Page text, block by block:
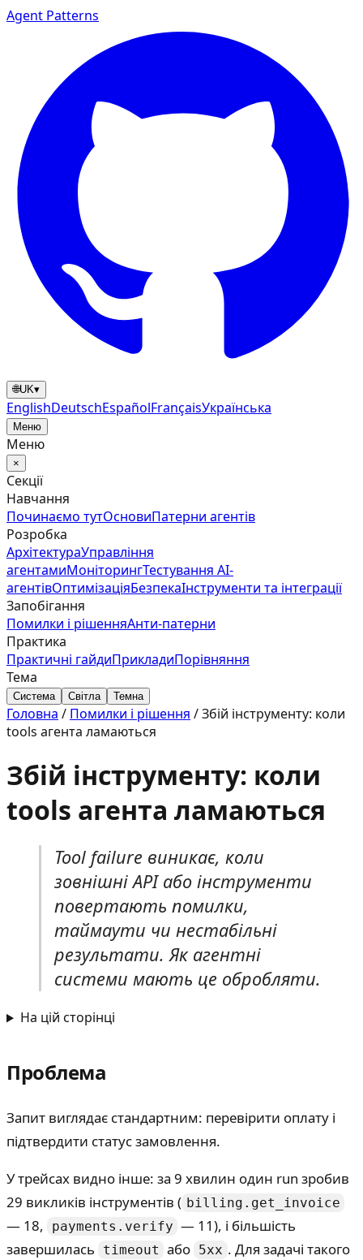
Agent Patterns
🌐UK▾
EnglishDeutschEspañolFrançaisУкраїнська
Меню
Меню
×
Секції
Навчання
Починаємо тутОсновиПатерни агентів
Розробка
АрхітектураУправління
агентамиМоніторингТестування AI-
агентівОптимізаціяБезпекаІнструменти та інтеграції
Запобігання
Помилки і рішенняАнти‑патерни
Практика
Практичні гайдиПрикладиПорівняння
Тема
Система Світла Темна
Головна / Помилки і рішення /Збій інструменту: коли
tools агента ламаються
Збій інструменту: коли
tools агента ламаються
Tool failure виникає, коли
зовнішні API або інструменти
повертають помилки,
таймаути чи нестабільні
результати. Як агентні
системи мають це обробляти.
На цій сторінці
Проблема
Запит виглядає стандартним: перевірити оплату і
підтвердити статус замовлення.
У трейсах видно інше: за 9 хвилин один run зробив
29 викликів інструментів ( billing.get_invoice
— 18, payments.verify — 11), і більшість
завершилась
timeout або 5xx . Для задачі такого